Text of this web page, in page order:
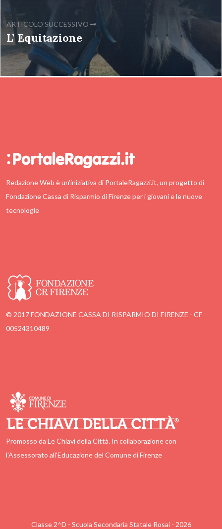
ARTICOLO SUCCESSIVO
L’ Equitazione
Redazione Web è un'iniziativa di PortaleRagazzi.it, un progetto di
Fondazione Cassa di Risparmio di Firenze per i giovani e le nuove
tecnologie
© 2017 FONDAZIONE CASSA DI RISPARMIO DI FIRENZE - CF
00524310489
Promosso da Le Chiavi della Città. In collaborazione con
l'Assessorato all'Educazione del Comune di Firenze
Classe 2^D - Scuola Secondaria Statale Rosai - 2026